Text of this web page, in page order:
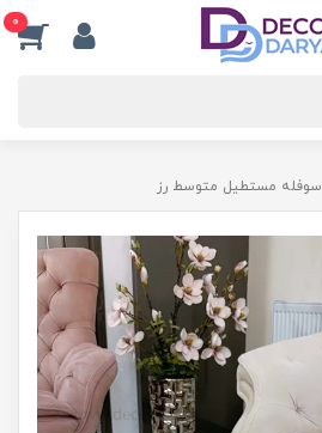
0
سوفله مستطیل متوسط رز